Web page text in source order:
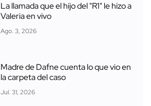
La llamada que el hijo del "R1" le hizo a
Valeria en vivo
Ago. 3, 2026
Madre de Dafne cuenta lo que vio en
la carpeta del caso
Jul. 31, 2026